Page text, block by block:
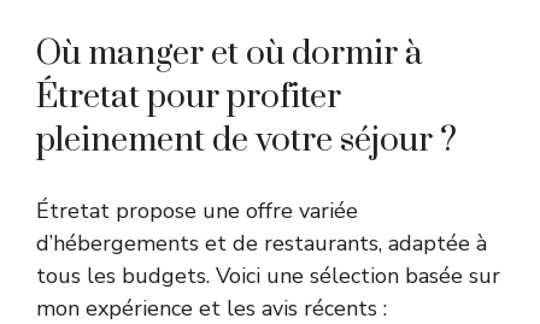
Où manger et où dormir à
Étretat pour profiter
pleinement de votre séjour ?
Étretat propose une offre variée
d’hébergements et de restaurants, adaptée à
tous les budgets. Voici une sélection basée sur
mon expérience et les avis récents :